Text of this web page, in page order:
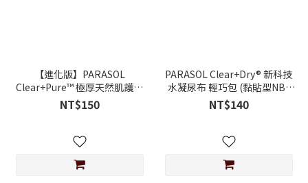
【進化版】PARASOL
Clear+Pure™ 極厚天然肌護嬰
幼兒濕紙巾 60抽 (單包)
NT$150
PARASOL Clear+Dry® 新科技
水凝尿布 輕巧包 (黏貼型NB-
XL)
NT$140